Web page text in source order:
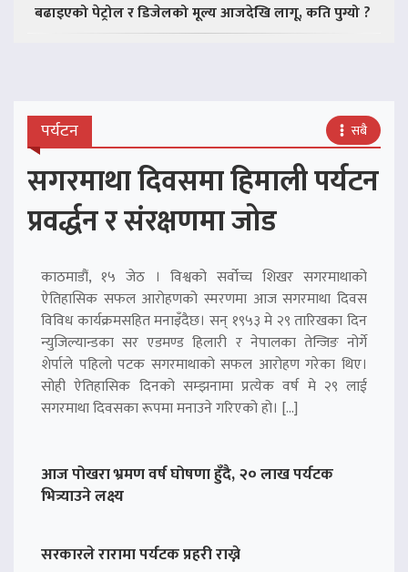
बढाइएको पेट्रोल र डिजेलको मूल्य आजदेखि लागू, कति पुग्यो ?
पर्यटन सबै
सगरमाथा दिवसमा हिमाली पर्यटन
प्रवर्द्धन र संरक्षणमा जोड
काठमाडौं, १५ जेठ । विश्वको सर्वोच्च शिखर सगरमाथाको
ऐतिहासिक सफल आरोहणको स्मरणमा आज सगरमाथा दिवस
विविध कार्यक्रमसहित मनाइँदैछ। सन् १९५३ मे २९ तारिखका दिन
न्युजिल्यान्डका सर एडमण्ड हिलारी र नेपालका तेन्जिङ नोर्गे
शेर्पाले पहिलो पटक सगरमाथाको सफल आरोहण गरेका थिए।
सोही ऐतिहासिक दिनको सम्झनामा प्रत्येक वर्ष मे २९ लाई
सगरमाथा दिवसका रूपमा मनाउने गरिएको हो। […]
आज पोखरा भ्रमण वर्ष घोषणा हुँदै, २० लाख पर्यटक
भित्र्याउने लक्ष्य
सरकारले रारामा पर्यटक प्रहरी राख्ने